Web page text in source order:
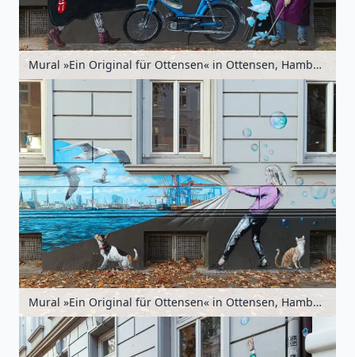
Mural »Ein Original für Ottensen« in Ottensen, Hamburg, Deutschland
Mural »Ein Original für Ottensen« in Ottensen, Hamburg, Deutschland